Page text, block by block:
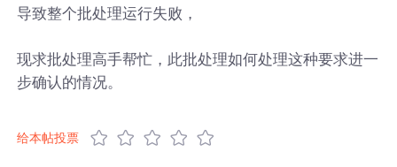
导致整个批处理运行失败，
现求批处理高手帮忙，此批处理如何处理这种要求进一
步确认的情况。
给本帖投票